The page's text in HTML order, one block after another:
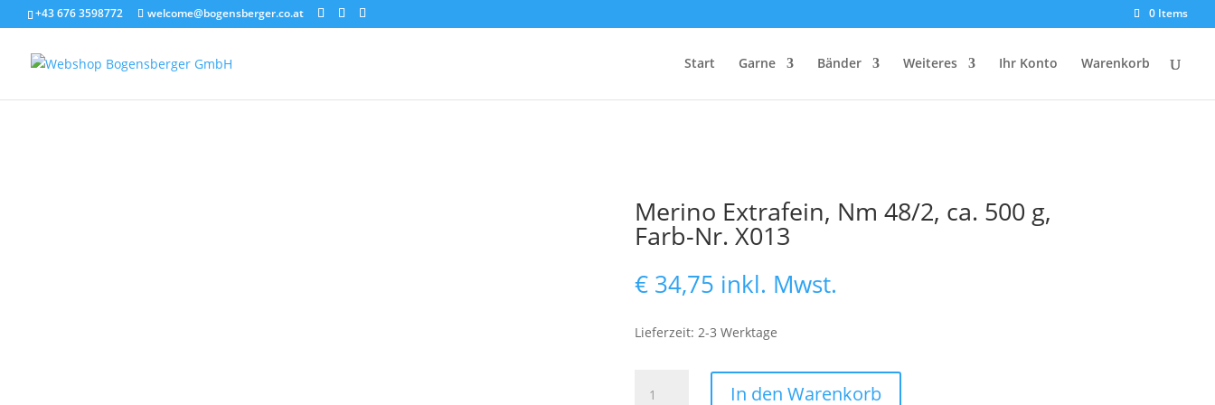
+43 676 3598772 welcome@bogensberger.co.at 0 Items
Start Garne Bänder Weiteres Ihr Konto Warenkorb
Merino Extrafein, Nm 48/2, ca. 500 g,
Farb-Nr. X013
€34,75 inkl. Mwst.
Lieferzeit: 2-3 Werktage
Extrafein,
In den Warenkorb